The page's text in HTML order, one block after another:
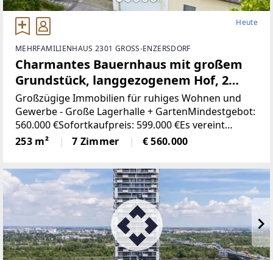
Heute
MEHRFAMILIENHAUS 2301 GROSS-ENZERSDORF
Charmantes Bauernhaus mit großem
Grundstück, langgezogenem Hof, 2
Wohnungen und einem Swimmingpool
Großzügige Immobilien für ruhiges Wohnen und
Gewerbe - Große Lagerhalle + GartenMindestgebot:
560.000 €Sofortkaufpreis: 599.000 €Es vereint
Wohnen, Arbeiten und Freiraum in einer seltenen
Form und bietet außergewöhnlich vielseitige
253 m² 7 Zimmer € 560.000